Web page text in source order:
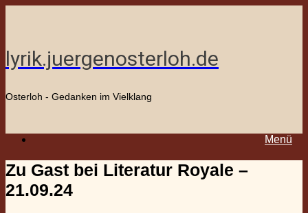
lyrik.juergenosterloh.de
Osterloh - Gedanken im Vielklang
Menü
Zu Gast bei Literatur Royale –
21.09.24